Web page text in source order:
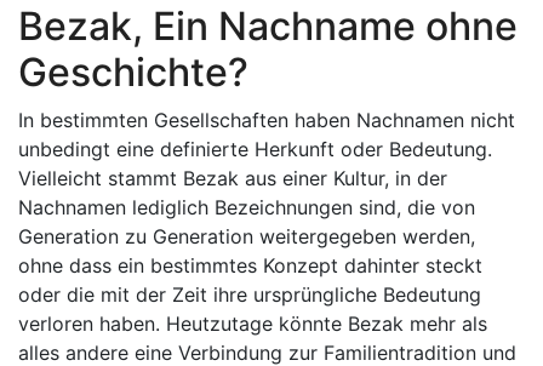
Bezak, Ein Nachname ohne
Geschichte?
In bestimmten Gesellschaften haben Nachnamen nicht
unbedingt eine definierte Herkunft oder Bedeutung.
Vielleicht stammt Bezak aus einer Kultur, in der
Nachnamen lediglich Bezeichnungen sind, die von
Generation zu Generation weitergegeben werden,
ohne dass ein bestimmtes Konzept dahinter steckt
oder die mit der Zeit ihre ursprüngliche Bedeutung
verloren haben. Heutzutage könnte Bezak mehr als
alles andere eine Verbindung zur Familientradition und